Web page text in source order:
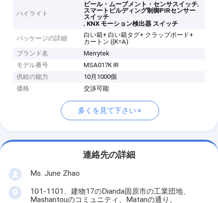
ハイライト
ピール・ムーブメント・センサスイッチ,
スマートビルディング制御PIRセンサー
スイッチ
, KNX モーション検出器 スイッチ
パッケージの詳細
白い箱+ 白い箱タグ+ クラップボード+
カートン ((K=A)
ブランド名
Merrytek
モデル番号
MSA017K IR
供給の能力
10月1000個
価格
交渉可能
多くを見て下さい
連絡先の詳細
Ms. June Zhao
101-1101、建物17のDianda固原市の工業団地、
Mashantouのコミュニティ、Matanの通り、